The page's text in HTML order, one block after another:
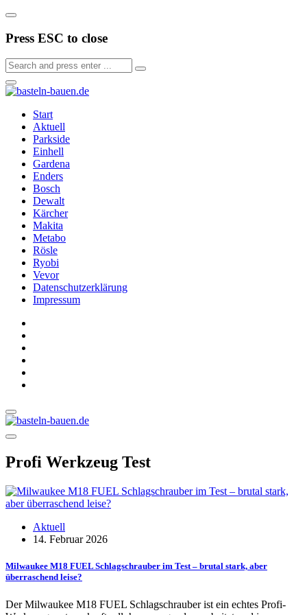
Press ESC to close
Start
Aktuell
Parkside
Einhell
Gardena
Enders
Bosch
Dewalt
Kärcher
Makita
Metabo
Rösle
Ryobi
Vevor
Datenschutzerklärung
Impressum
Profi Werkzeug Test
Aktuell
14. Februar 2026
Milwaukee M18 FUEL Schlagschrauber im Test – brutal stark, aber
überraschend leise?
Der Milwaukee M18 FUEL Schlagschrauber ist ein echtes Profi-